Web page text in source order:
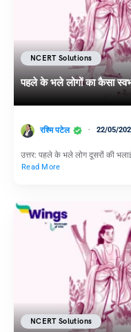
NCERT Solutions
पहले के भले लोगों का कैसा
रश्मि पटेल 22/05/
उत्तर: पहले के भले लोग दूसरों की
Read More
NCERT Solutions